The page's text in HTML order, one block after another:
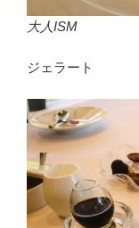
大人ISM
ジェラート